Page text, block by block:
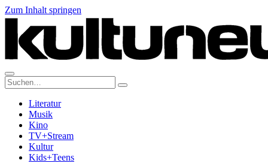
Zum Inhalt springen
Suche:
Literatur
Musik
Kino
TV+Stream
Kultur
Kids+Teens